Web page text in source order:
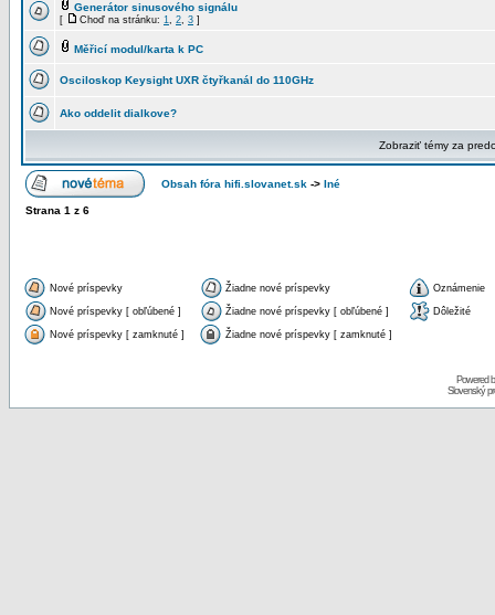
Generátor sinusového signálu
[ Choď na stránku: 1, 2, 3 ]
Měřicí modul/karta k PC
Osciloskop Keysight UXR čtyřkanál do 110GHz
Ako oddelit dialkove?
Zobraziť témy za
Obsah fóra hifi.slovanet.sk -> Iné
Strana 1 z 6
Nové príspevky Žiadne nové príspevky Oznámenie
Nové príspevky [ obľúbené ] Žiadne nové príspevky [ obľúbené ] Dôležité
Nové príspevky [ zamknuté ] Žiadne nové príspevky [ zamknuté ]
Powered
Slovenský